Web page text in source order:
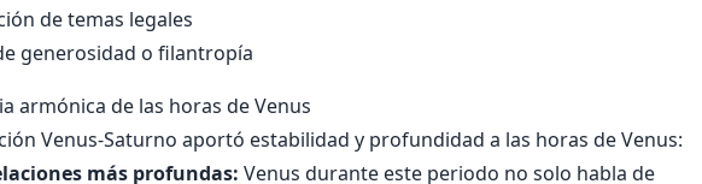
de temas legales
generosidad o filantropía
armónica de las horas de Venus
Venus-Saturno aportó estabilidad y profundidad a las horas de Venus:
más profundas: Venus durante este periodo no solo habla de